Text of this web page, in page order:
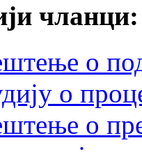
чланци:
о
о
о